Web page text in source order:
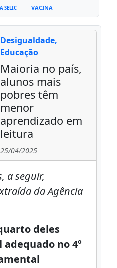
SELIC VACINA
Desigualdade,
Educação
Maioria no país,
alunos mais
pobres têm
menor
aprendizado em
leitura
25/04/2025
a seguir,
da Agência
deles
adequado no 4º